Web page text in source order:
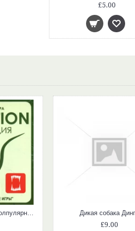
£5.00
Эволюция (научно-полпулярная настольная игра) Дикая собака
£9.00